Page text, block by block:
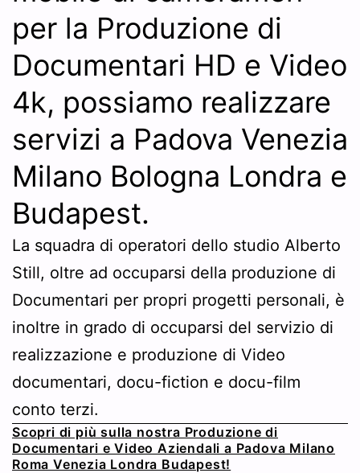
per la Produzione di
Documentari HD e Video
4k, possiamo realizzare
servizi a Padova Venezia
Milano Bologna Londra e
Budapest.
La squadra di operatori dello studio Alberto
Still, oltre ad occuparsi della produzione di
Documentari per propri progetti personali, è
inoltre in grado di occuparsi del servizio di
realizzazione e produzione di Video
documentari, docu-fiction e docu-film
conto terzi.
Scopri di più sulla nostra Produzione di
Documentari e Video Aziendali a Padova Milano
Roma Venezia Londra Budapest!